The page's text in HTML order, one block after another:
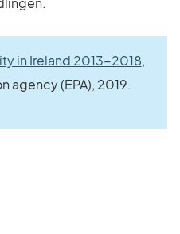
in Ireland 2013-2018Länk
,
agency (EPA), 2019.